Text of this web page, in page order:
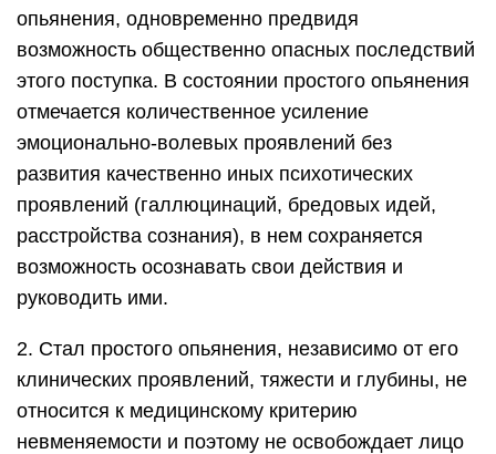
опьянения, одновременно предвидя
возможность общественно опасных последствий
этого поступка. В состоянии простого опьянения
отмечается количественное усиление
эмоционально-волевых проявлений без
развития качественно иных психотических
проявлений (галлюцинаций, бредовых идей,
расстройства сознания), в нем сохраняется
возможность осознавать свои действия и
руководить ими.
2. Стал простого опьянения, независимо от его
клинических проявлений, тяжести и глубины, не
относится к медицинскому критерию
невменяемости и поэтому не освобождает лицо